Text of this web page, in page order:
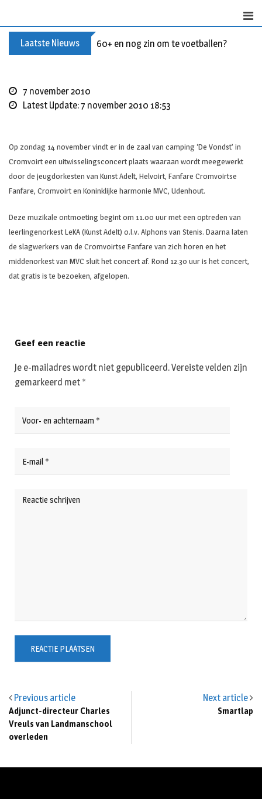
Laatste Nieuws 60+ en nog zin om te voetballen? Kom
7 november 2010
Latest Update: 7 november 2010 18:53
Op zondag 14 november vindt er in de zaal van camping ‘De Vondst’ in
Cromvoirt een uitwisselingsconcert plaats waaraan wordt meegewerkt
door de jeugdorkesten van Kunst Adelt, Helvoirt, Fanfare Cromvoirtse
Fanfare, Cromvoirt en Koninklijke harmonie MVC, Udenhout.
Deze muzikale ontmoeting begint om 11.00 uur met een optreden van
leerlingenorkest LeKA (Kunst Adelt) o.l.v. Alphons van Stenis. Daarna laten
de slagwerkers van de Cromvoirtse Fanfare van zich horen en het
middenorkest van MVC sluit het concert af. Rond 12.30 uur is het concert,
dat gratis is te bezoeken, afgelopen.
Previous article
Adjunct-directeur Charles
Vreuls van Landmanschool
overleden
Next article
Smartlap
Geef een reactie
Je e-mailadres wordt niet gepubliceerd.Vereiste velden zijn
gemarkeerd met *